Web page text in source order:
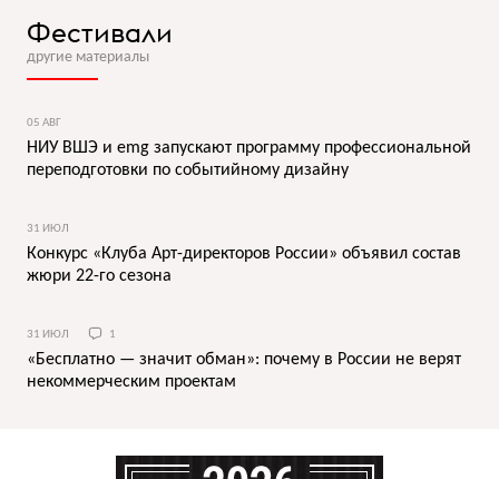
Фестивали
другие материалы
05 АВГ
НИУ ВШЭ и emg запускают программу профессиональной
переподготовки по событийному дизайну
31 ИЮЛ
Конкурс «Клуба Арт-директоров России» объявил состав
жюри 22-го сезона
31 ИЮЛ 1
«Бесплатно — значит обман»: почему в России не верят
некоммерческим проектам